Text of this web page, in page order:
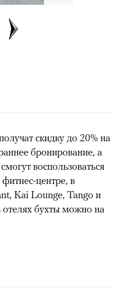
скидку до 20% на
бронирование, а
воспользоваться
центре, в
Kai Lounge, Tango и
отелях бухты можно на